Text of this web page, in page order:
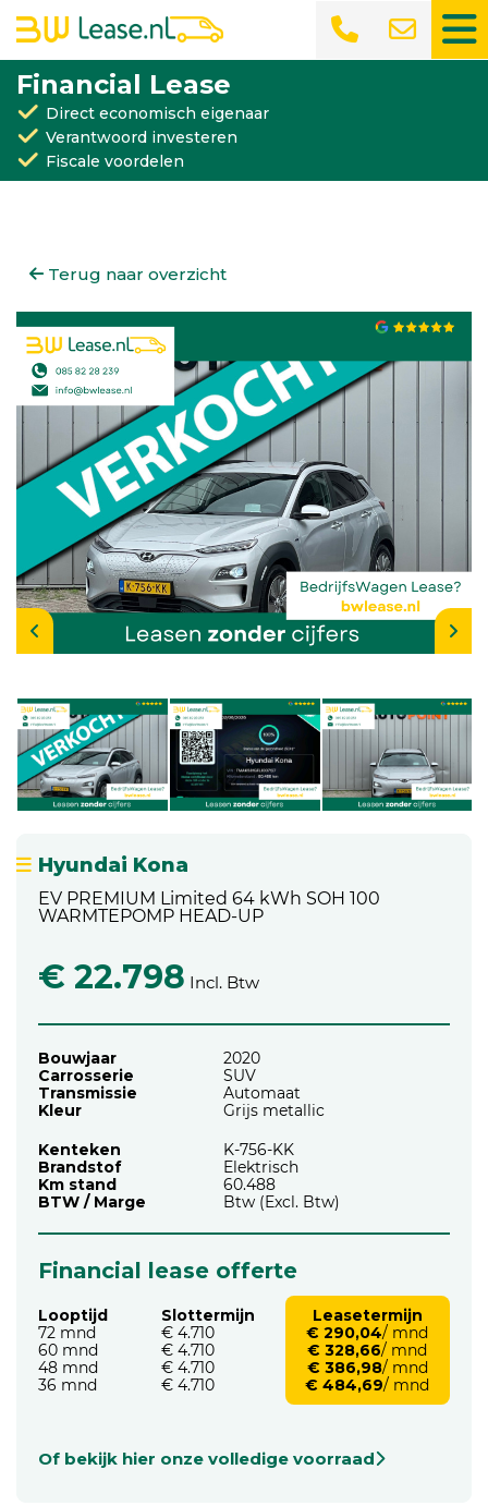
Financial Lease
Direct economisch eigenaar
Verantwoord investeren
Fiscale voordelen
Terug naar overzicht
Hyundai Kona
EV PREMIUM Limited 64 kWh SOH 100
WARMTEPOMP HEAD-UP
€ 22.798 Incl. Btw
Bouwjaar
2020
Carrosserie
SUV
Transmissie
Automaat
Kleur
Grijs metallic
Kenteken
K-756-KK
Brandstof
Elektrisch
Km stand
60.488
BTW / Marge
Btw (Excl. Btw)
Financial lease offerte
Looptijd
72 mnd
60 mnd
48 mnd
36 mnd
Slottermijn
€ 4.710
€ 4.710
€ 4.710
€ 4.710
Leasetermijn
€ 290,04/ mnd
€ 328,66/ mnd
€ 386,98/ mnd
€ 484,69/ mnd
Of bekijk hier onze volledige voorraad